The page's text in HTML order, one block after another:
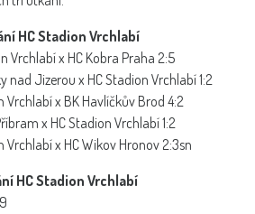
HC Stadion Vrchlabí
Vrchlabí x HC Kobra Praha 2:5
nad Jizerou x HC Stadion Vrchlabí 1:2
Vrchlabí x BK Havlíčkův Brod 4:2
x HC Stadion Vrchlabí 1:2
Vrchlabí x HC Wikov Hronov 2:3sn
HC Stadion Vrchlabí